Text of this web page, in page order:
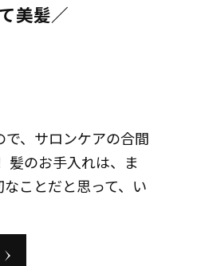
美髪／
、サロンケアの合間
髪のお手入れは、ま
ことだと思って、い